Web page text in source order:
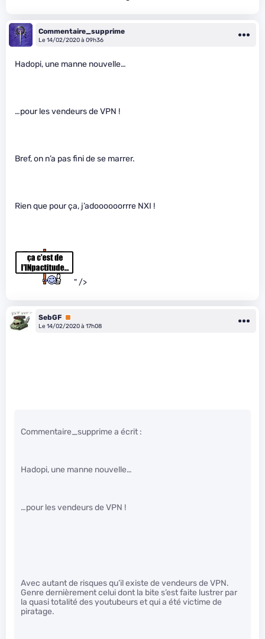
Commentaire_supprime
Le 14/02/2020 à 09h36
Hadopi, une manne nouvelle…
…pour les vendeurs de VPN !
Bref, on n’a pas fini de se marrer.
Rien que pour ça, j’adoooooorrre NXI !
" />
SebGF Premium
Le 14/02/2020 à 17h08
Commentaire_supprime a écrit :
Hadopi, une manne nouvelle…
…pour les vendeurs de VPN !
Avec autant de risques qu’il existe de vendeurs de VPN.
Genre dernièrement celui dont la bite s’est faite lustrer par
la quasi totalité des youtubeurs et qui a été victime de
piratage.